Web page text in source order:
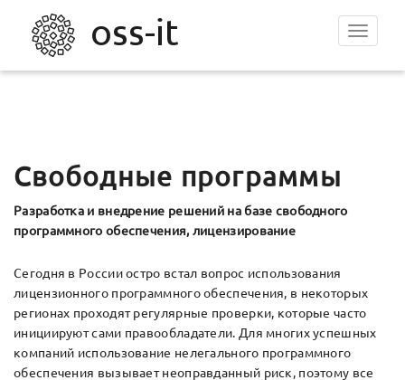
Toggle
Свободные программы
Разработка и внедрение решений на базе свободного
программного обеспечения, лицензирование
Сегодня в России остро встал вопрос использования
лицензионного программного обеспечения, в некоторых
регионах проходят регулярные проверки, которые часто
инициируют сами правообладатели. Для многих успешных
компаний использование нелегального программного
обеспечения вызывает неоправданный риск, поэтому все